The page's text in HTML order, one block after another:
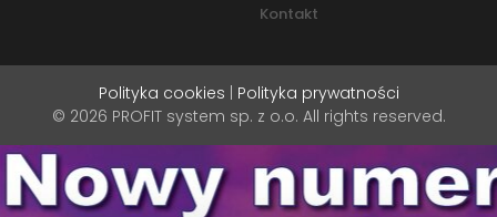
Kontakt
Polityka cookies
Polityka prywatności
© 2026 PROFIT system sp. z o.o. All rights reserved.